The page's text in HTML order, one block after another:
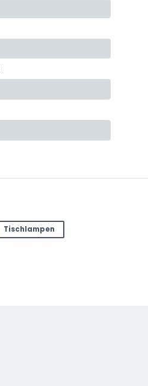
Tischlampen